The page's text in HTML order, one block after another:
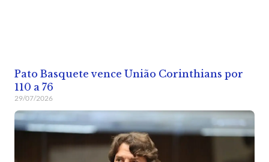
Pato Basquete vence União Corinthians por
110 a 76
29/07/2026